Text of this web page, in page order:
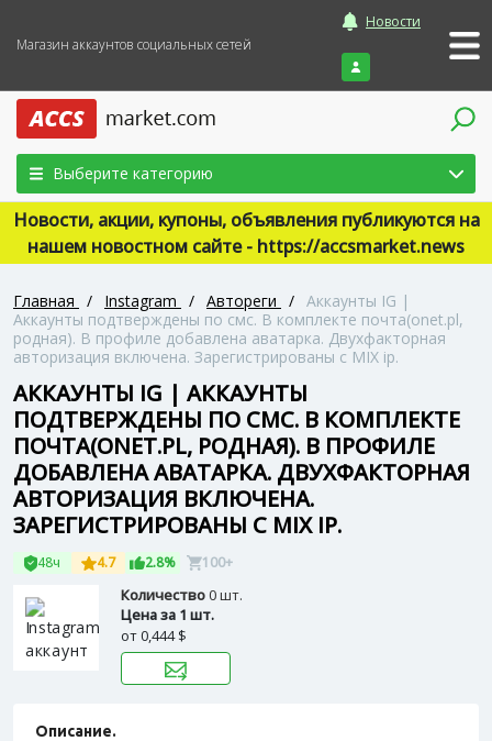
Магазин аккаунтов социальных сетей
Новости
Войти
Выберите категорию
Новости, акции, купоны, объявления публикуются на
нашем новостном сайте - https://accsmarket.news
Главная / Instagram / Автореги / Аккаунты IG |
Аккаунты подтверждены по смс. В комплекте почта(onet.pl,
родная). В профиле добавлена аватарка. Двухфакторная
авторизация включена. Зарегистрированы с MIX ip.
АККАУНТЫ IG | АККАУНТЫ
ПОДТВЕРЖДЕНЫ ПО СМС. В КОМПЛЕКТЕ
ПОЧТА(ONET.PL, РОДНАЯ). В ПРОФИЛЕ
ДОБАВЛЕНА АВАТАРКА. ДВУХФАКТОРНАЯ
АВТОРИЗАЦИЯ ВКЛЮЧЕНА.
ЗАРЕГИСТРИРОВАНЫ С MIX IP.
48ч 4.7 2.8% 100+
Количество0 шт.
Цена за 1 шт.
от0,444 $
Описание.